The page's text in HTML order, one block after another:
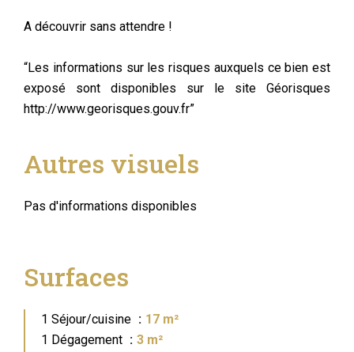
A découvrir sans attendre !
“Les informations sur les risques auxquels ce bien est
exposé sont disponibles sur le site Géorisques
http://www.georisques.gouv.fr”
Autres visuels
Pas d'informations disponibles
Surfaces
1 Séjour/cuisine
17 m²
1 Dégagement
3 m²